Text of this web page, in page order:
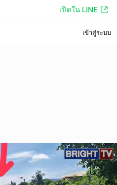
เปิดใน LINE
เข้าสู่ระบบ